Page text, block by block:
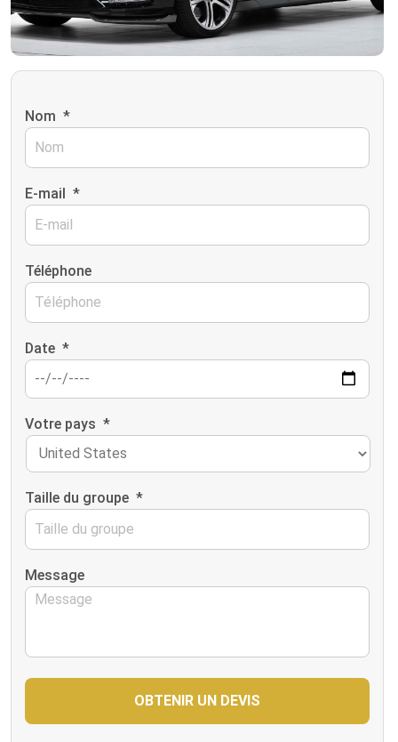
Nom *
E-mail *
Téléphone
Date *
Votre pays *
Taille du groupe *
Message